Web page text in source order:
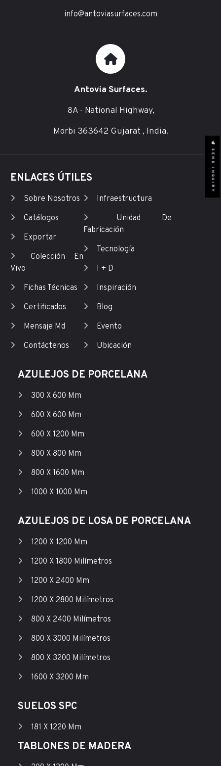
info@antoviasurfaces.com
Antovia Surfaces.
8A - National Highway,
Morbi 363642 Gujarat , India.
ENLACES ÚTILES
Sobre Nosotros
Catálogos
Exportar
Colección En
Vivo
Fichas Técnicas
Certificados
Mensaje Md
Contáctenos
Infraestructura
Unidad De
Fabricación
Tecnología
I + D
Inspiración
Blog
Evento
Ubicación
AZULEJOS DE PORCELANA
300 X 600 Mm
600 X 600 Mm
600 X 1200 Mm
800 X 800 Mm
800 X 1600 Mm
1000 X 1000 Mm
AZULEJOS DE LOSA DE PORCELANA
1200 X 1200 Mm
1200 X 1800 Milímetros
1200 X 2400 Mm
1200 X 2800 Milímetros
800 X 2400 Milímetros
800 X 3000 Milímetros
800 X 3200 Milímetros
1600 X 3200 Mm
SUELOS SPC
181 X 1220 Mm
TABLONES DE MADERA
SEND INQUIRY